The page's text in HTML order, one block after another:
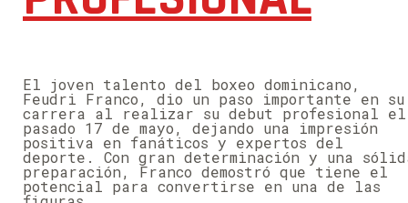
El joven talento del boxeo dominicano,
Feudri Franco, dio un paso importante en su
carrera al realizar su debut profesional el
pasado 17 de mayo, dejando una impresión
positiva en fanáticos y expertos del
deporte. Con gran determinación y una
preparación, Franco demostró que tiene el
potencial para convertirse en una de las